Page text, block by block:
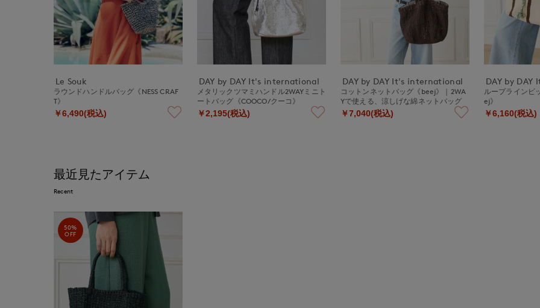
Le Souk
ラウンドハンドルバッグ《NESS CRAF
T》
￥6,490(税込)
DAY by DAY It's international
メタリックツマミハンドル2WAYミニト
ートバッグ《COOCO/クーコ》
￥2,195(税込)
DAY by DAY It's international
コットンネットバッグ《beej》｜2WA
Yで使える、涼しげな綿ネットバッグ
￥7,040(税込)
DAY by
ループラインビ
ej》
￥6,160(税込)
最近見たアイテム
Recent
50%
OFF